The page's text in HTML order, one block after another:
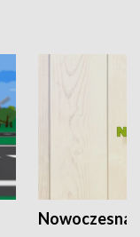
Nowoczesna